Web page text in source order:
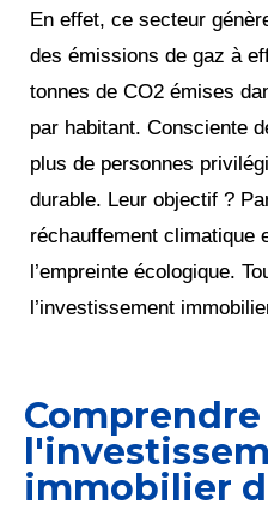
En effet, ce secteur
des émissions de gaz à
tonnes de CO2 émises
par habitant. Consciente
plus de personnes
durable. Leur objectif ?
réchauffement climatique
l’empreinte écologique.
l’investissement
Comprendre
immobilier